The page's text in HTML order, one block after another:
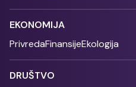
EKONOMIJA
PrivredaFinansijeEkologija
DRUŠTVO